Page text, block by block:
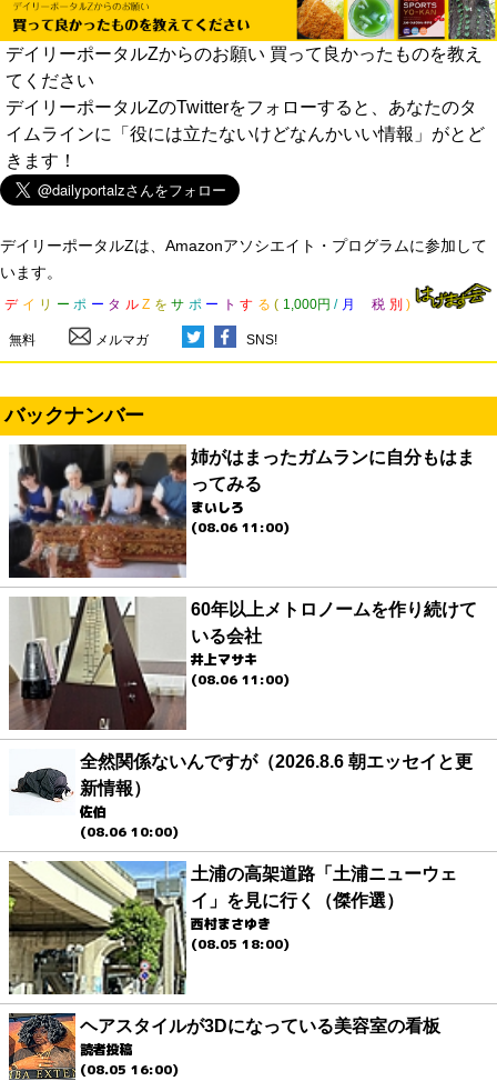
デイリーポータルZからのお願い 買って良かったものを教え
てください
デイリーポータルZのTwitterをフォローすると、あなたのタ
イムラインに「役には立たないけどなんかいい情報」がとど
きます！
デイリーポータルZは、Amazonアソシエイト・プログラムに参加して
います。
デ イ リ ー ポ ー タ ル Z を サ ポ ー ト す る ( 1,000円 / 月 税 別 )
無料 メルマガ SNS!
バックナンバー
姉がはまったガムランに自分もはま
ってみる
まいしろ
(08.06 11:00)
60年以上メトロノームを作り続けて
いる会社
井上マサキ
(08.06 11:00)
全然関係ないんですが（2026.8.6 朝エッセイと更
新情報）
佐伯
(08.06 10:00)
土浦の高架道路「土浦ニューウェ
イ」を見に行く（傑作選）
西村まさゆき
(08.05 18:00)
ヘアスタイルが3Dになっている美容室の看板
読者投稿
(08.05 16:00)